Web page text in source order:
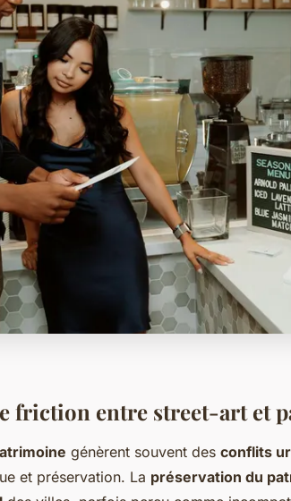
friction entre street-art et
génèrent souvent des conflits
et préservation. La préservation du